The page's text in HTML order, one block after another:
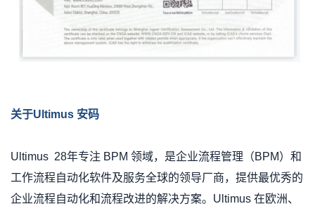
关于Ultimus 安码
Ultimus 28年专注 BPM 领域，是企业流程管理（BPM）和
工作流程自动化软件及服务全球的领导厂商，提供最优秀的
企业流程自动化和流程改进的解决方案。 Ultimus 在欧洲、